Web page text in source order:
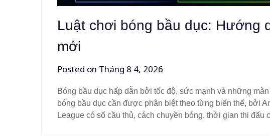
Luật chơi bóng bầu dục: Hướng
mới
Posted on Tháng 8 4, 2026
Bóng bầu dục hấp dẫn bởi tốc độ, sức mạnh và những
bóng bầu dục cần được phân biệt theo từng biến thể, bởi
League có số cầu thủ, cách chuyền bóng, thời gian thi